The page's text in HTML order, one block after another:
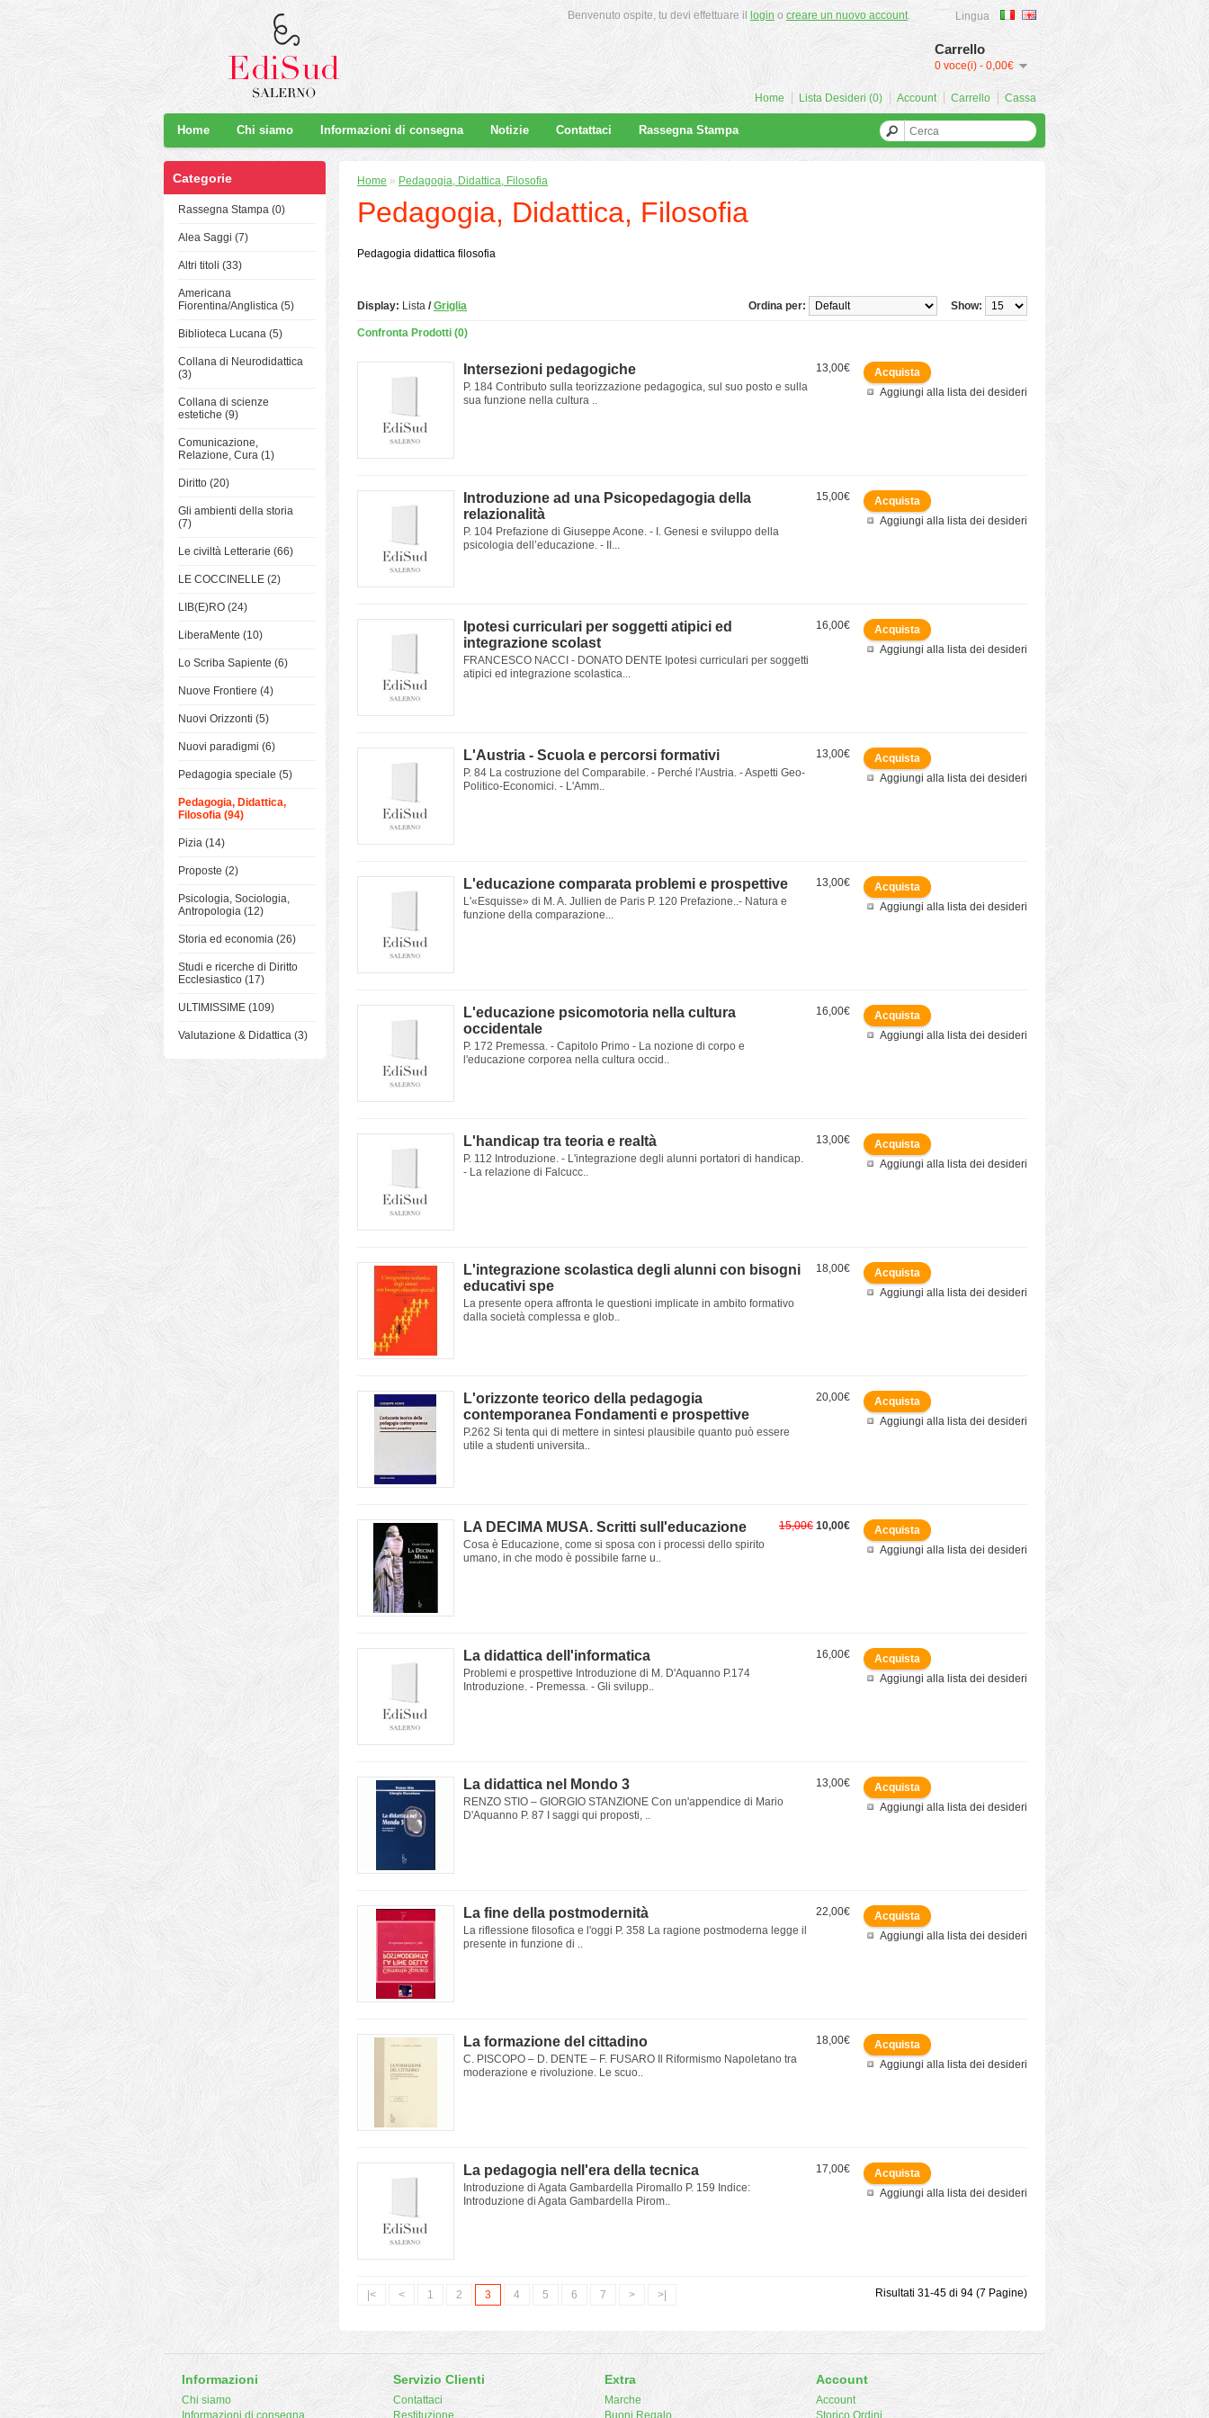
Lingua
Carrello
0 voce(i) - 0,00€
Benvenuto ospite, tu devi effettuare il login o creare un nuovo account.
Home Lista Desideri (0) Account Carrello Cassa
Home Chi siamo Informazioni di consegna Notizie Contattaci Rassegna Stampa
Categorie
Rassegna Stampa (0)
Alea Saggi (7)
Altri titoli (33)
Americana
Fiorentina/Anglistica (5)
Biblioteca Lucana (5)
Collana di Neurodidattica
(3)
Collana di scienze
estetiche (9)
Comunicazione,
Relazione, Cura (1)
Diritto (20)
Gli ambienti della storia
(7)
Le civiltà Letterarie (66)
LE COCCINELLE (2)
LIB(E)RO (24)
LiberaMente (10)
Lo Scriba Sapiente (6)
Nuove Frontiere (4)
Nuovi Orizzonti (5)
Nuovi paradigmi (6)
Pedagogia speciale (5)
Pedagogia, Didattica,
Filosofia (94)
Pizia (14)
Proposte (2)
Psicologia, Sociologia,
Antropologia (12)
Storia ed economia (26)
Studi e ricerche di Diritto
Ecclesiastico (17)
ULTIMISSIME (109)
Valutazione & Didattica (3)
Home » Pedagogia, Didattica, Filosofia
Pedagogia, Didattica, Filosofia
Pedagogia didattica filosofia
Display: Lista / Griglia Show:
Ordina per:
Confronta Prodotti (0)
Aggiungi alla lista dei desideri
13,00€
Intersezioni pedagogiche
P. 184 Contributo sulla teorizzazione pedagogica, sul suo posto e sulla
sua funzione nella cultura ..
Aggiungi alla lista dei desideri
15,00€
Introduzione ad una Psicopedagogia della
relazionalità
P. 104 Prefazione di Giuseppe Acone. - I. Genesi e sviluppo della
psicologia dell’educazione. - II...
Aggiungi alla lista dei desideri
16,00€
Ipotesi curriculari per soggetti atipici ed
integrazione scolast
FRANCESCO NACCI - DONATO DENTE Ipotesi curriculari per soggetti
atipici ed integrazione scolastica...
Aggiungi alla lista dei desideri
13,00€
L'Austria - Scuola e percorsi formativi
P. 84 La costruzione del Comparabile. - Perché l'Austria. - Aspetti Geo-
Politico-Economici. - L'Amm..
Aggiungi alla lista dei desideri
13,00€
L'educazione comparata problemi e prospettive
L'«Esquisse» di M. A. Jullien de Paris P. 120 Prefazione..- Natura e
funzione della comparazione...
Aggiungi alla lista dei desideri
16,00€
L'educazione psicomotoria nella cultura
occidentale
P. 172 Premessa. - Capitolo Primo - La nozione di corpo e
l'educazione corporea nella cultura occid..
Aggiungi alla lista dei desideri
13,00€
L'handicap tra teoria e realtà
P. 112 Introduzione. - L'integrazione degli alunni portatori di handicap.
- La relazione di Falcucc..
Aggiungi alla lista dei desideri
18,00€
L'integrazione scolastica degli alunni con bisogni
educativi spe
La presente opera affronta le questioni implicate in ambito formativo
dalla società complessa e glob..
Aggiungi alla lista dei desideri
20,00€
L'orizzonte teorico della pedagogia
contemporanea Fondamenti e prospettive
P.262 Si tenta qui di mettere in sintesi plausibile quanto può essere
utile a studenti universita..
Aggiungi alla lista dei desideri
15,00€ 10,00€
LA DECIMA MUSA. Scritti sull'educazione
Cosa è Educazione, come si sposa con i processi dello spirito
umano, in che modo è possibile farne u..
Aggiungi alla lista dei desideri
16,00€
La didattica dell'informatica
Problemi e prospettive Introduzione di M. D'Aquanno P.174
Introduzione. - Premessa. - Gli svilupp..
Aggiungi alla lista dei desideri
13,00€
La didattica nel Mondo 3
RENZO STIO – GIORGIO STANZIONE Con un'appendice di Mario
D'Aquanno P. 87 I saggi qui proposti, ..
Aggiungi alla lista dei desideri
22,00€
La fine della postmodernità
La riflessione filosofica e l'oggi P. 358 La ragione postmoderna legge il
presente in funzione di ..
Aggiungi alla lista dei desideri
18,00€
La formazione del cittadino
C. PISCOPO – D. DENTE – F. FUSARO Il Riformismo Napoletano tra
moderazione e rivoluzione. Le scuo..
Aggiungi alla lista dei desideri
17,00€
La pedagogia nell'era della tecnica
Introduzione di Agata Gambardella Piromallo P. 159 Indice:
Introduzione di Agata Gambardella Pirom..
|< < 1 2 3 4 5 6 7 > >| Risultati 31-45 di 94 (7 Pagine)
Informazioni
Chi siamo
Informazioni di consegna
Servizio Clienti
Contattaci
Restituzione
Extra
Marche
Buoni Regalo
Account
Account
Storico Ordini